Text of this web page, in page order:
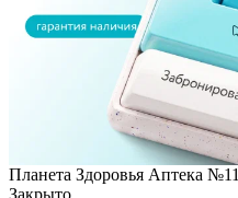
Планета Здоровья Аптека №11
Закрыто